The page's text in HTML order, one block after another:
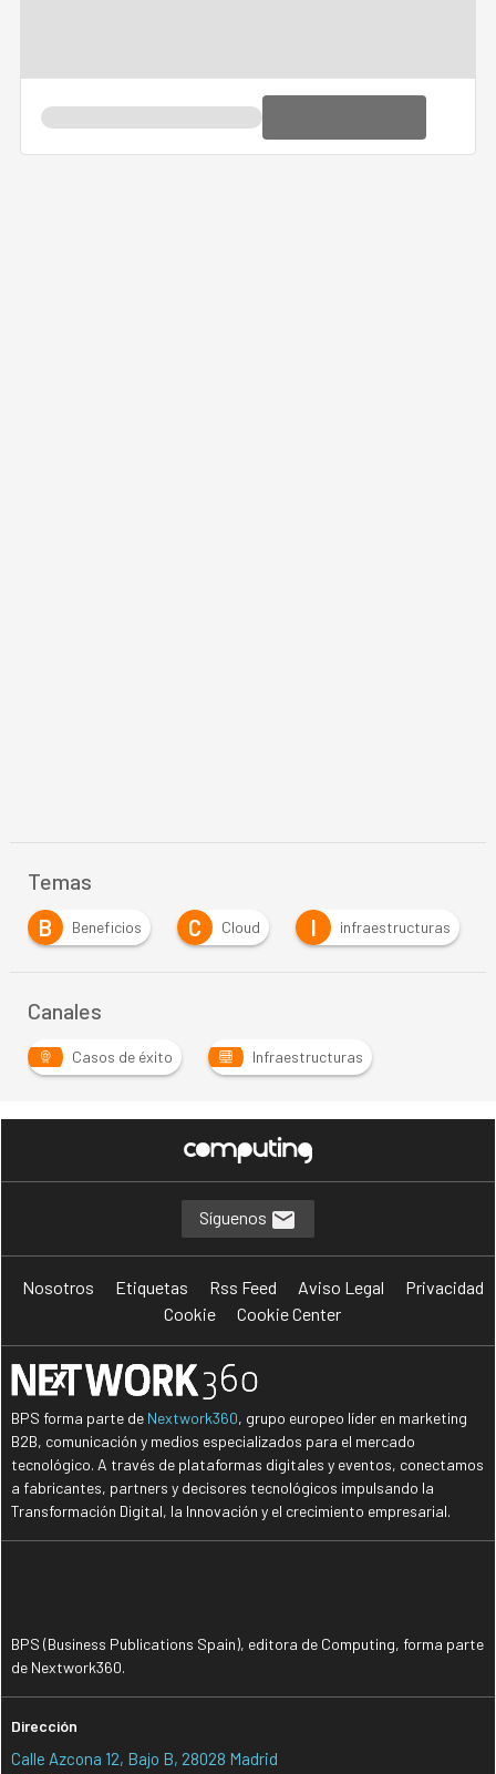
Temas
C
Cloud infraestructuras Inteligencia
Canales
Casos de éxito Infraestructuras
Síguenos
Nosotros Etiquetas Rss Feed Aviso Legal
Privacidad
Cookie
Cookie Center
BPS forma parte de Nextwork360, grupo europeo líder en marketing
B2B, comunicación y medios especializados para el mercado
tecnológico. A través de plataformas digitales y eventos, conectamos
a fabricantes, partners y decisores tecnológicos impulsando la
Transformación Digital, la Innovación y el crecimiento empresarial.
BPS (Business Publications Spain), editora de Computing, forma parte
de Nextwork360.
Dirección
Calle Azcona 12, Bajo B, 28028 Madrid